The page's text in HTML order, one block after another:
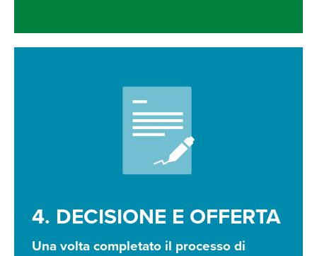
4. DECISIONE E OFFERTA
Una volta completato il processo di